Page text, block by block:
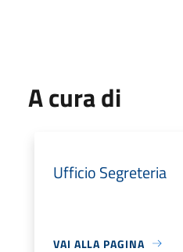
A cura di
Ufficio Segreteria
VAI ALLA PAGINA